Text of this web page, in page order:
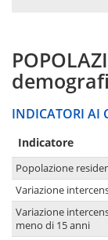
INDICATORI AI
Indicatore
Popolazione
Variazione
Variazione
meno di 15 anni